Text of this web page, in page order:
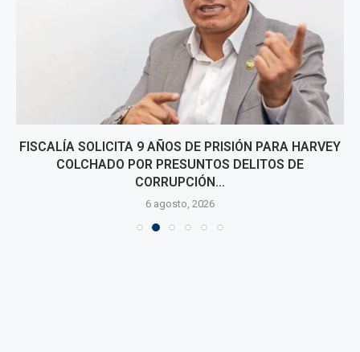
FISCALÍA SOLICITA 9 AÑOS DE PRISIÓN PARA HARVEY
COLCHADO POR PRESUNTOS DELITOS DE
CORRUPCIÓN...
6 agosto, 2026